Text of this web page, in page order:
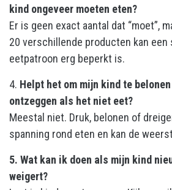
kind ongeveer moeten eten?
Er is geen exact aantal dat “moet”,
20 verschillende producten kan een
eetpatroon erg beperkt is.
4. Helpt het om mijn kind te
ontzeggen als het niet eet?
Meestal niet. Druk, belonen of
spanning rond eten en kan de
5. Wat kan ik doen als mijn kind
weigert?